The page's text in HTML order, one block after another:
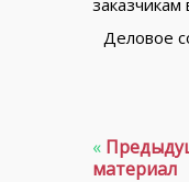
заказчикам
Деловое
«
материал